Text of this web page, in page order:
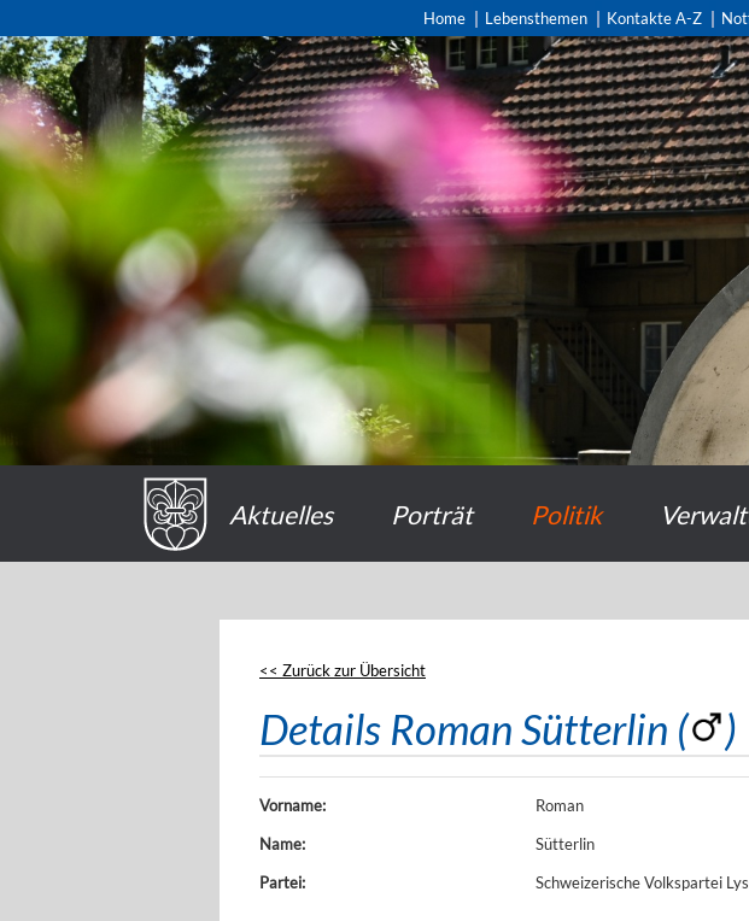
Home Lebensthemen Kontakte A-Z
Aktuelles Porträt Politik
<< Zurück zur Übersicht
Details Roman Sütterlin ( )
Vorname:
Roman
Name:
Sütterlin
Partei:
Schweizerische Volkspartei